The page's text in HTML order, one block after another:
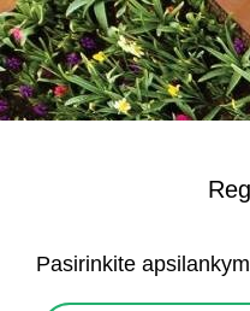
Pasirinkite